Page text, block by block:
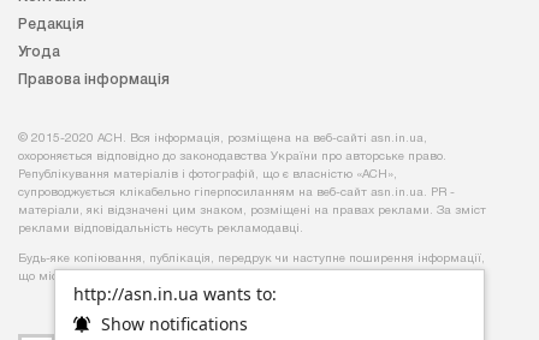
http://asn.in.ua wants to:
Show notifications
Редакція
Угода
Правова інформація
© 2015-2020 АСН. Вся інформація, розміщена на веб-сайті asn.in.ua,
охороняється відповідно до законодавства України про авторське право.
Републікування матеріалів і фотографій, що є власністю «АСН»,
супроводжується клікабельно гіперпосиланням на веб-сайт asn.іn.ua. PR -
матеріали, які відзначені цим знаком, розміщені на правах реклами. За зміст
реклами відповідальність несуть рекламодавці.
Будь-яке копiювання, публiкацiя, передрук чи наступне поширення iнформацiї,
що мiстить посилання на